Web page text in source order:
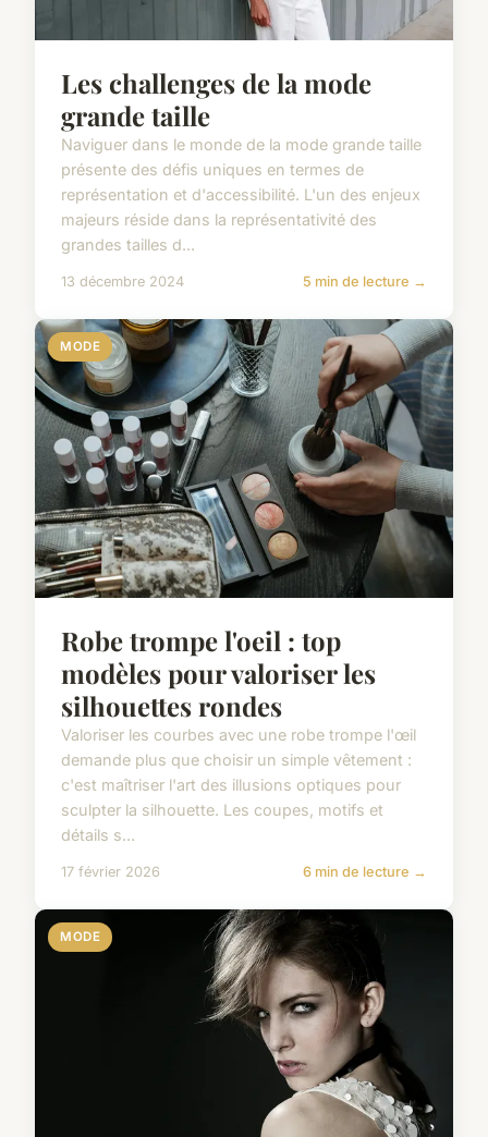
Les challenges de la mode
grande taille
Naviguer dans le monde de la mode grande taille
présente des défis uniques en termes de
représentation et d'accessibilité. L'un des enjeux
majeurs réside dans la représentativité des
grandes tailles d...
13 décembre 2024 5 min de lecture →
MODE
Robe trompe l'oeil : top
modèles pour valoriser les
silhouettes rondes
Valoriser les courbes avec une robe trompe l'œil
demande plus que choisir un simple vêtement :
c'est maîtriser l'art des illusions optiques pour
sculpter la silhouette. Les coupes, motifs et
détails s...
17 février 2026 6 min de lecture →
MODE